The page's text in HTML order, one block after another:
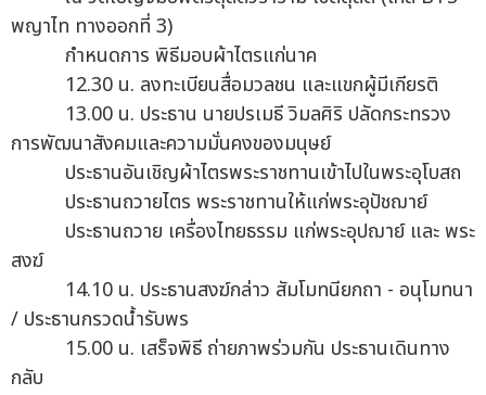
พญาไท ทางออกที่ 3)
กำหนดการ พิธีมอบผ้าไตรแก่นาค
12.30 น. ลงทะเบียนสื่อมวลชน และแขกผู้มีเกียรติ
13.00 น. ประธาน นายปรเมธี วิมลศิริ ปลัดกระทรวง
การพัฒนาสังคมและความมั่นคงของมนุษย์
ประธานอันเชิญผ้าไตรพระราชทานเข้าไปในพระอุโบสถ
ประธานถวายไตร พระราชทานให้แก่พระอุปัชฌาย์
ประธานถวาย เครื่องไทยธรรม แก่พระอุปฌาย์ และ พระ
สงฆ์
14.10 น. ประธานสงฆ์กล่าว สัมโมทนียกถา - อนุโมทนา
/ ประธานกรวดน้ำรับพร
15.00 น. เสร็จพิธี ถ่ายภาพร่วมกัน ประธานเดินทาง
กลับ